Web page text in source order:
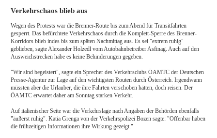
Verkehrschaos blieb aus
Wegen des Protests war die Brenner-Route bis zum Abend für Transitfahrten
gesperrt. Das befürchtete Verkehrschaos durch die Komplett-Sperre des Brenner-
Korridors blieb indes bis zum späten Nachmittag aus. Es sei "extrem ruhig"
geblieben, sagte Alexander Holzedl vom Autobahnbetreiber Asfinag. Auch auf den
Ausweichstrecken habe es keine Behinderungen gegeben.
"Wir sind begeistert", sagte ein Sprecher des Verkehrsclubs ÖAMTC der Deutschen
Presse-Agentur zur Lage auf den wichtigsten Routen durch Österreich. Irgendwann
müssten aber die Urlauber, die ihre Fahrten verschoben hätten, doch reisen. Der
ÖAMTC erwartet daher am Sonntag starken Verkehr.
Auf italienischer Seite war die Verkehrslage nach Angaben der Behörden ebenfalls
"äußerst ruhig". Katia Grenga von der Verkehrspolizei Bozen sagte: "Offenbar haben
die frühzeitigen Informationen ihre Wirkung gezeigt."